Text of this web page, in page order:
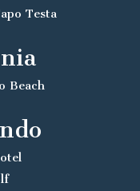
Testa
Beach